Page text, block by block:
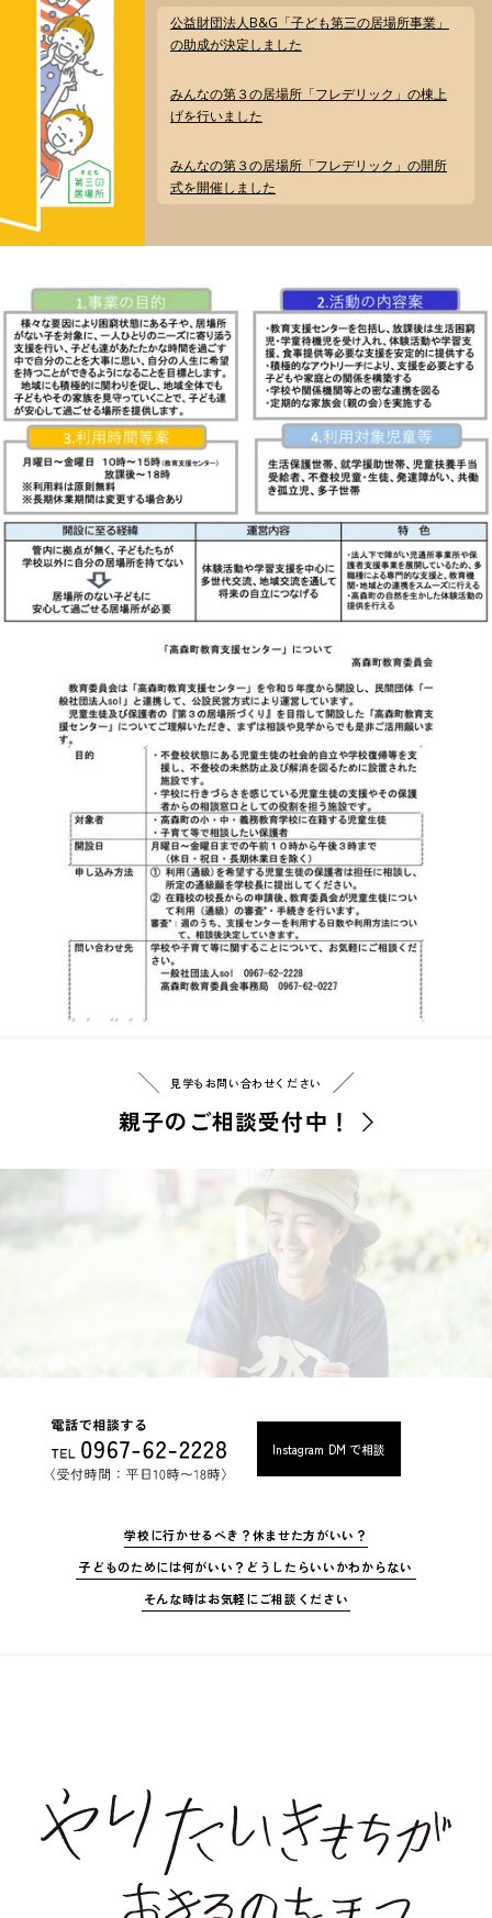
公益財団法人B&G「子ども第三の居場所事業」
の助成が決定しました
みんなの第３の居場所「フレデリック」の棟上
げを行いました
みんなの第３の居場所「フレデリック」の開所
式を開催しました
見学もお問い合わせください
親子のご相談受付中！
Instagram DM で相談
学校に行かせるべき？休ませた方がいい？
子どものためには何がいい？どうしたらいいかわからない
そんな時はお気軽にご相談ください